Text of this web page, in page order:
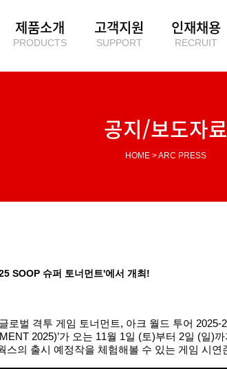
제품소개
PRODUCTS
고객지원
SUPPORT
인재채용
RECRUIT
공지/보도자료
HOME > ARC PRESS
SOOP 슈퍼 토너먼트'에서 개최!
벌 격투 게임 토너먼트, 아크 월드 투어
2025)’가 오는 11월 1일 (토)부터 2일 (일
의 출시 예정작을 체험해볼 수 있는 게임 시